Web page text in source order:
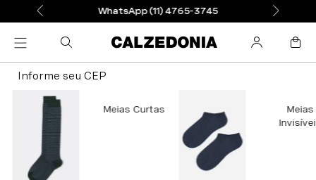
WhatsApp (11) 4765-3745
Informe seu CEP
Meias Curtas
Meias